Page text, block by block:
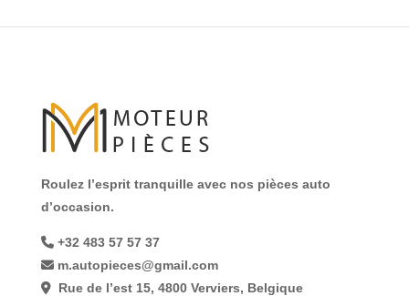
Roulez l’esprit tranquille avec nos pièces auto
d’occasion.
+32 483 57 57 37
m.autopieces@gmail.com
Rue de l’est 15, 4800 Verviers, Belgique